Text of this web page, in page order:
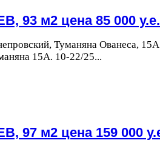
93 м2 цена 85 000 у.е.
Туманяна Ованеса,
15А. 10-22/25...
97 м2 цена 159 000